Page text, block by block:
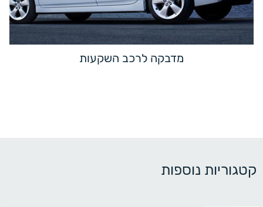
מדבקה לרכב השקעות
קטגוריות נוספות